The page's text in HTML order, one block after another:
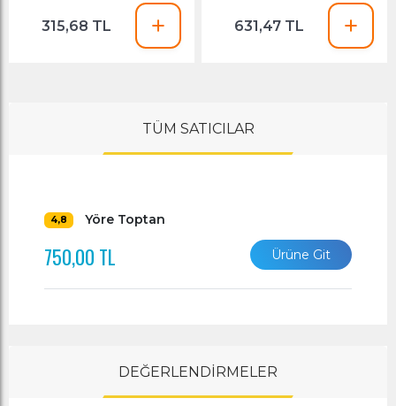
315,68 TL 631,47 TL
TÜM SATICILAR
4,8 Yöre Toptan
750,00 TL Ürüne Git
DEĞERLENDİRMELER